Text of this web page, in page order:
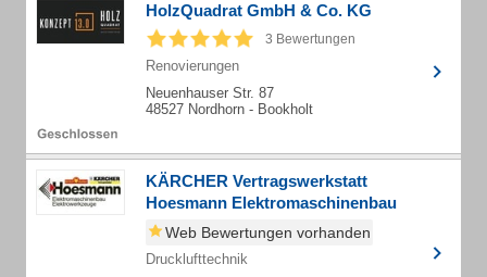
HolzQuadrat GmbH & Co. KG
3 Bewertungen
Renovierungen
Neuenhauser Str. 87
48527 Nordhorn - Bookholt
KÄRCHER Vertragswerkstatt
Hoesmann Elektromaschinenbau
Web Bewertungen vorhanden
Drucklufttechnik